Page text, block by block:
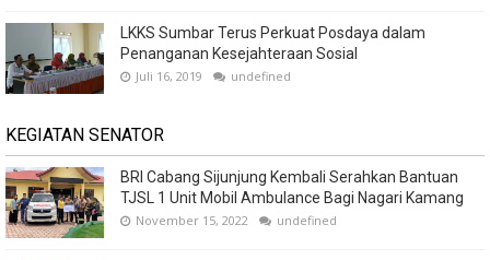
LKKS Sumbar Terus Perkuat Posdaya dalam
Penanganan Kesejahteraan Sosial
Juli 16, 2019 undefined
KEGIATAN SENATOR
BRI Cabang Sijunjung Kembali Serahkan Bantuan
TJSL 1 Unit Mobil Ambulance Bagi Nagari Kamang
November 15, 2022 undefined